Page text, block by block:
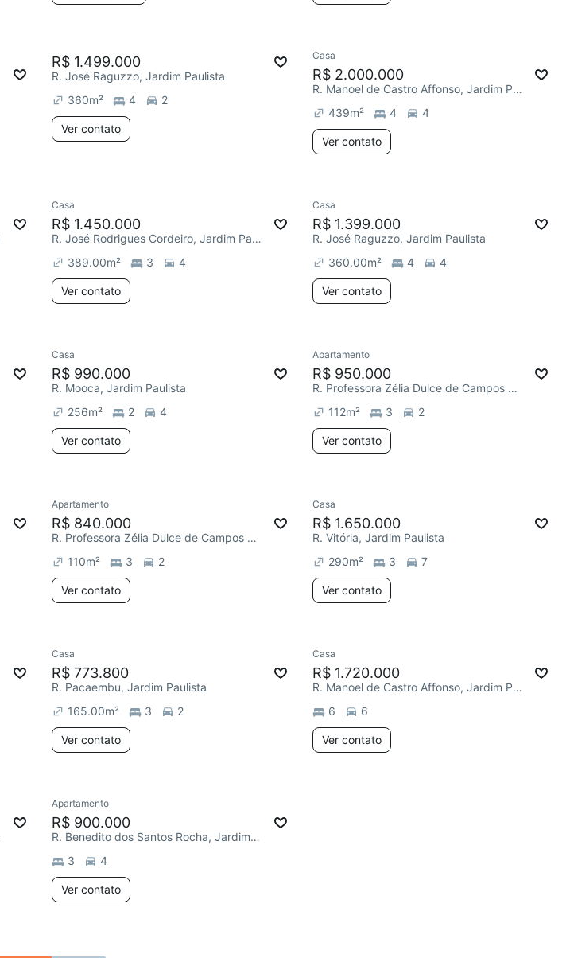
R$ 1.499.000
R. José Raguzzo, Jardim Paulista
360m² 4 2
Ver contato
Casa
R$ 2.000.000
R. Manoel de Castro Affonso, Jardim Paulista
439m² 4 4
Ver contato
Casa
R$ 1.450.000
R. José Rodrigues Cordeiro, Jardim Paulista
389.00m² 3 4
Ver contato
Casa
R$ 1.399.000
R. José Raguzzo, Jardim Paulista
360.00m² 4 4
Ver contato
Casa
R$ 990.000
R. Mooca, Jardim Paulista
256m² 2 4
Ver contato
Apartamento
R$ 950.000
R. Professora Zélia Dulce de Campos Maia, Jardim Paulista
112m² 3 2
Ver contato
Apartamento
R$ 840.000
R. Professora Zélia Dulce de Campos Maia, Jardim Paulista
110m² 3 2
Ver contato
Casa
R$ 1.650.000
R. Vitória, Jardim Paulista
290m² 3 7
Ver contato
Casa
R$ 773.800
R. Pacaembu, Jardim Paulista
165.00m² 3 2
Ver contato
Casa
R$ 1.720.000
R. Manoel de Castro Affonso, Jardim Paulista
6
6
Ver contato
Apartamento
R$ 900.000
R. Benedito dos Santos Rocha, Jardim Paulista
3
4
Ver contato